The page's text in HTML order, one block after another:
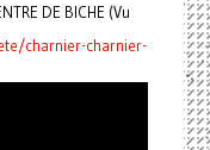
DE BICHE (Vu
charnier-charnier-